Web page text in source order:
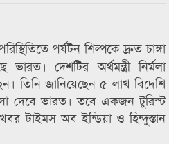
পর্যটন শিল্পকে দ্রুত চাঙ্গা
দেশটির অর্থমন্ত্রী নির্মলা
তিনি জানিয়েছেন ৫ লাখ বিদেশি
দেবে ভারত। তবে একজন টুরিস্ট
টাইমস অব ইন্ডিয়া ও হিন্দুস্তান